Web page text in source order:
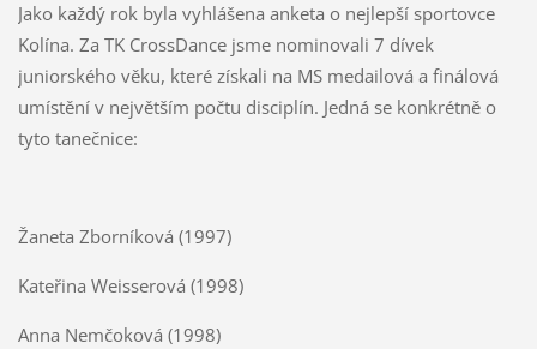
Jako každý rok byla vyhlášena anketa o nejlepší sportovce
Kolína. Za TK CrossDance jsme nominovali 7 dívek
juniorského věku, které získali na MS medailová a finálová
umístění v největším počtu disciplín. Jedná se konkrétně o
tyto tanečnice:
Žaneta Zborníková (1997)
Kateřina Weisserová (1998)
Anna Nemčoková (1998)